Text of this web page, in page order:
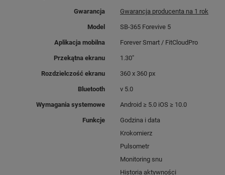
BIŻUTERIA
NOWOCZESNEJ KOBIETY
Forevive 5 Fashion to
smartwatch dla kobiet
czerpią z życia pełnymi
Elegancki,
Gwarancja Gwarancja producenta na 1 rok
Model SB-365 Forevive 5
Aplikacja mobilna Forever Smart / FitCloudPro
Przekątna ekranu 1.30"
Rozdzielczość ekranu 360 x 360 px
Bluetooth v 5.0
Wymagania systemowe Android ≥ 5.0 iOS ≥ 10.0
Funkcje
Godzina i data
Krokomierz
Pulsometr
Monitoring snu
Historia aktywności